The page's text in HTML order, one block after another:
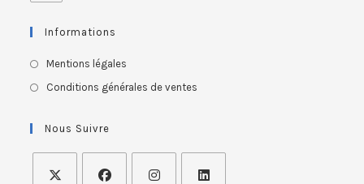
Informations
Mentions légales
Conditions générales de ventes
Nous Suivre